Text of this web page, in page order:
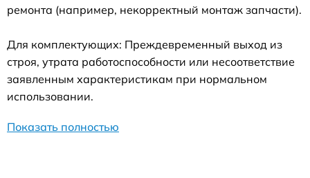
ремонта (например, некорректный монтаж запчасти).
Для комплектующих: Преждевременный выход из
строя, утрата работоспособности или несоответствие
заявленным характеристикам при нормальном
использовании.
Показать полностью